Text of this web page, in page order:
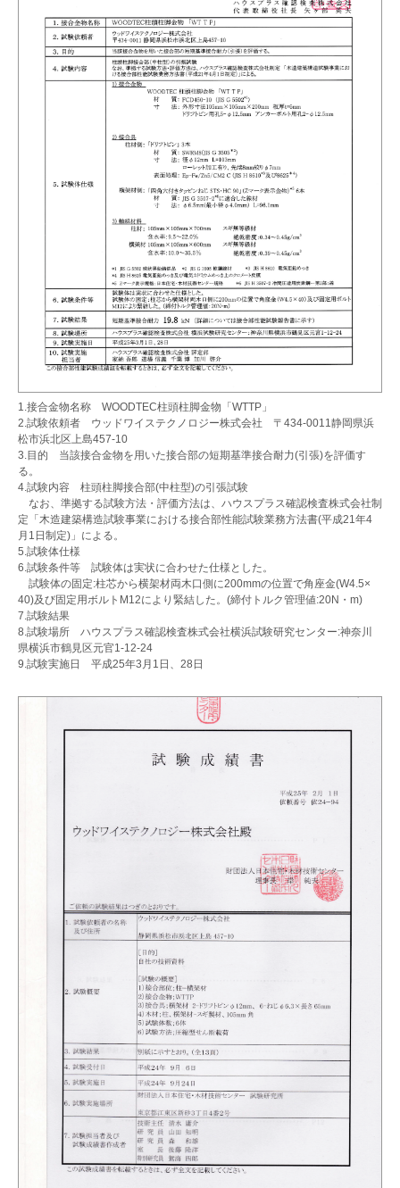
1.接合金物名称 WOODTEC柱頭柱脚金物「WTTP」
2.試験依頼者 ウッドワイステクノロジー株式会社 〒434-0011静岡県浜
松市浜北区上島457-10
3.目的 当該接合金物を用いた接合部の短期基準接合耐力(引張)を評価す
る。
4.試験内容 柱頭柱脚接合部(中柱型)の引張試験
なお、準拠する試験方法・評価方法は、ハウスプラス確認検査株式会社制
定「木造建築構造試験事業における接合部性能試験業務方法書(平成21年4
月1日制定)」による。
5.試験体仕様
6.試験条件等 試験体は実状に合わせた仕様とした。
試験体の固定:柱芯から横架材両木口側に200mmの位置で角座金(W4.5×
40)及び固定用ボルトM12により緊結した。(締付トルク管理値:20N・m)
7.試験結果
8.試験場所 ハウスプラス確認検査株式会社横浜試験研究センター:神奈川
県横浜市鶴見区元官1-12-24
9.試験実施日 平成25年3月1日、28日